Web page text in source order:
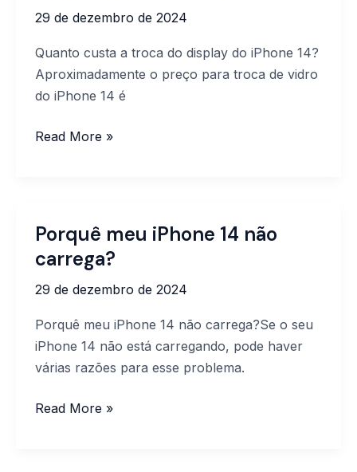
29 de dezembro de 2024
Quanto custa a troca do display do iPhone 14?
Aproximadamente o preço para troca de vidro
do iPhone 14 é
troca
do
display
do
Read More »
Porquê meu iPhone 14 não
carrega?
29 de dezembro de 2024
Porquê meu iPhone 14 não carrega?Se o seu
iPhone 14 não está carregando, pode haver
várias razões para esse problema.
Porquê
meu
14
não
carrega?
Read More »